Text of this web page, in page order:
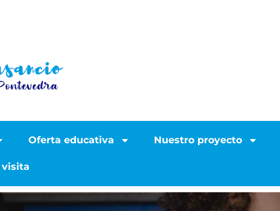
Oferta educativa Nuestro proyecto
visita